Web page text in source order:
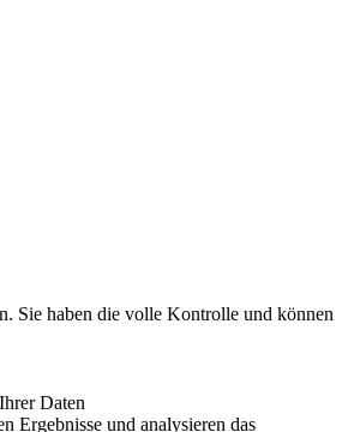
Sie haben die volle Kontrolle und können
Daten
Ergebnisse und analysieren das